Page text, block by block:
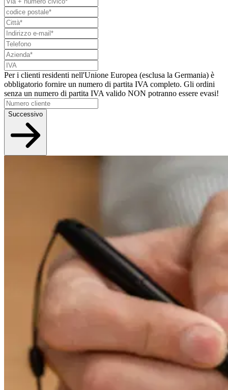
Per i clienti residenti nell'Unione Europea (esclusa la Germania) è
obbligatorio fornire un numero di partita IVA completo. Gli ordini
senza un numero di partita IVA valido NON potranno essere evasi!
Successivo